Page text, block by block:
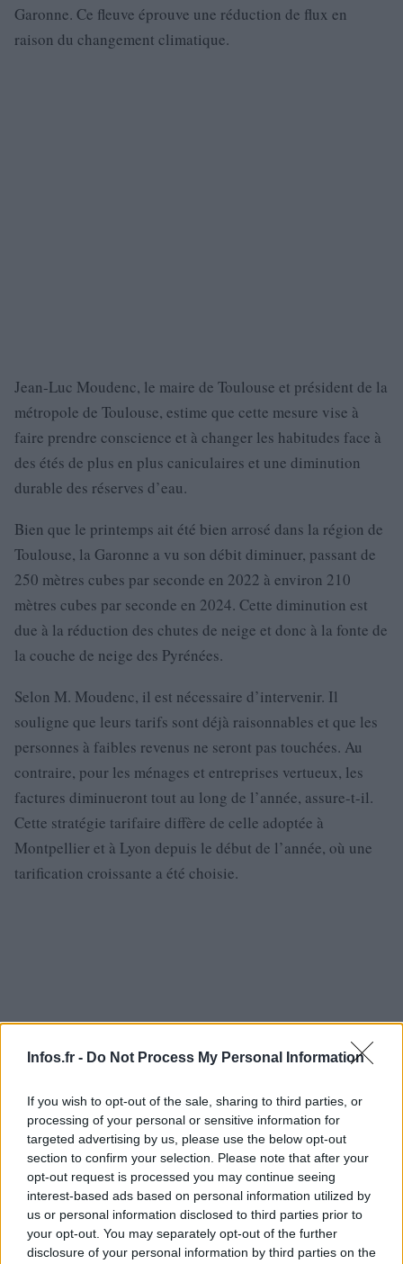
Infos.fr - Do Not Process My Personal Information
If you wish to opt-out of the sale, sharing to third parties, or
processing of your personal or sensitive information for
targeted advertising by us, please use the below opt-out
section to confirm your selection. Please note that after your
opt-out request is processed you may continue seeing
interest-based ads based on personal information utilized by
us or personal information disclosed to third parties prior to
your opt-out. You may separately opt-out of the further
disclosure of your personal information by third parties on the
Garonne. Ce fleuve éprouve une réduction de flux en
raison du changement climatique.
Jean-Luc Moudenc, le maire de Toulouse et président de la
métropole de Toulouse, estime que cette mesure vise à
faire prendre conscience et à changer les habitudes face à
des étés de plus en plus caniculaires et une diminution
durable des réserves d’eau.
Bien que le printemps ait été bien arrosé dans la région de
Toulouse, la Garonne a vu son débit diminuer, passant de
250 mètres cubes par seconde en 2022 à environ 210
mètres cubes par seconde en 2024. Cette diminution est
due à la réduction des chutes de neige et donc à la fonte de
la couche de neige des Pyrénées.
Selon M. Moudenc, il est nécessaire d’intervenir. Il
souligne que leurs tarifs sont déjà raisonnables et que les
personnes à faibles revenus ne seront pas touchées. Au
contraire, pour les ménages et entreprises vertueux, les
factures diminueront tout au long de l’année, assure-t-il.
Cette stratégie tarifaire diffère de celle adoptée à
Montpellier et à Lyon depuis le début de l’année, où une
tarification croissante a été choisie.
Il ajoute que « tout le monde doit y mettre du sien ».